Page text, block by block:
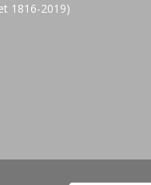
1816-2019)